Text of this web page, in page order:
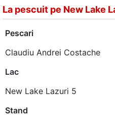
La pescuit pe New Lake
Pescari
Claudiu Andrei Costache
Lac
New Lake Lazuri 5
Stand